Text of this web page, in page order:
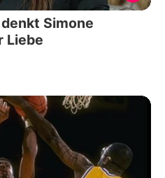
Simone
Liebe